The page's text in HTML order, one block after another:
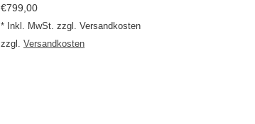
€799,00
* Inkl. MwSt. zzgl. Versandkosten
zzgl. Versandkosten